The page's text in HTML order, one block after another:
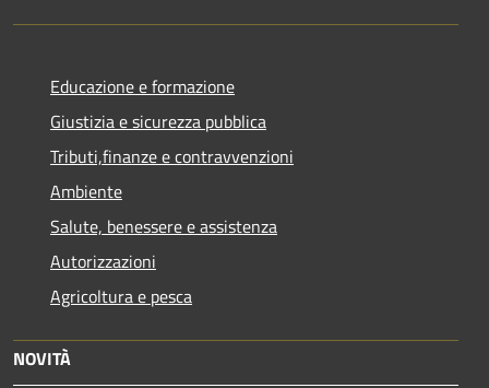
Educazione e formazione
Giustizia e sicurezza pubblica
Tributi,finanze e contravvenzioni
Ambiente
Salute, benessere e assistenza
Autorizzazioni
Agricoltura e pesca
NOVITÀ